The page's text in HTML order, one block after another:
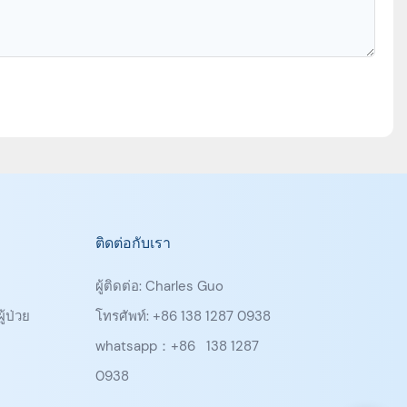
ป่วย
ติดต่อกับเรา
ผู้ติดต่อ: Charles Guo
โทรศัพท์: +86 138 1287 0938
whatsapp：+86 138 1287
0938